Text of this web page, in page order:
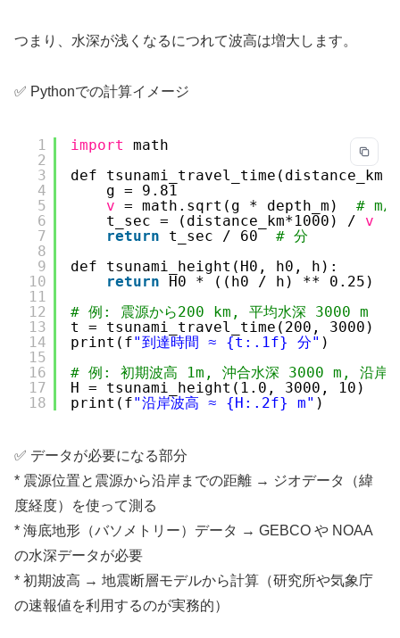
つまり、水深が浅くなるにつれて波高は増大します。
✅ Pythonでの計算イメージ
1
2
3
4
5
6
7
8
9
10
11
12
13
14
15
16
17
18
import
math
def tsunami_travel_time(distance_km,
g = 9.81
v = math.sqrt(g * depth_m) # m/s
t_sec = (distance_km*1000) / v
return
t_sec / 60 # 分
def tsunami_height(H0, h0, h):
return
H0 * ((h0 / h) ** 0.25)
# 例: 震源から200 km, 平均水深 3000 m
t = tsunami_travel_time(200, 3000)
print(f"到達時間 ≈ {t:.1f} 分" )
# 例: 初期波高 1m, 沖合水深 3000 m, 沿岸
H = tsunami_height(1.0, 3000, 10)
print(f"沿岸波高 ≈ {H:.2f} m" )
✅ データが必要になる部分
* 震源位置と震源から沿岸までの距離 → ジオデータ（緯
度経度）を使って測る
* 海底地形（バソメトリー）データ → GEBCO や NOAA
の水深データが必要
* 初期波高 → 地震断層モデルから計算（研究所や気象庁
の速報値を利用するのが実務的）